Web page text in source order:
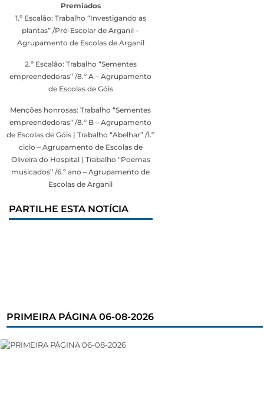
Premiados
1.º Escalão: Trabalho “Investigando as
plantas” /Pré-Escolar de Arganil –
Agrupamento de Escolas de Arganil
2.º Escalão: Trabalho “Sementes
empreendedoras” /8.º A – Agrupamento
de Escolas de Góis
Menções honrosas: Trabalho “Sementes
empreendedoras” /8.º B – Agrupamento
de Escolas de Góis | Trabalho “Abelhar” /1.º
ciclo – Agrupamento de Escolas de
Oliveira do Hospital | Trabalho “Poemas
musicados” /6.º ano – Agrupamento de
Escolas de Arganil
PARTILHE ESTA NOTÍCIA
PRIMEIRA PÁGINA 06-08-2026